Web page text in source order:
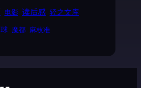
电影 读后感 轻之文库
魔都 麻枝准